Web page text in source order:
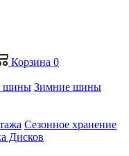
Корзина 0
шины Зимние шины
Сезонное хранение
Дисков